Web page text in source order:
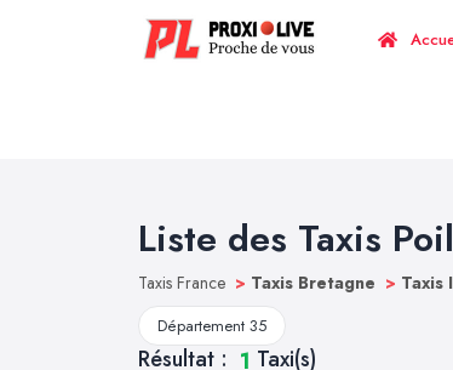
Liste des Taxis
Taxis France > Taxis Bretagne > Taxis
Département 35
Résultat : 1 Taxi(s)